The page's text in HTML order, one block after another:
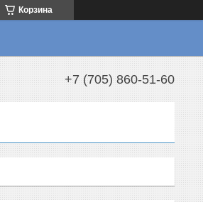
Корзина
+7 (705) 860-51-60